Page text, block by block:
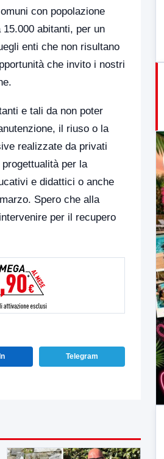
con popolazione
abitanti, per un
enti che non risultano
che invito i nostri
e tali da non poter
il riuso o la
realizzate da privati
per la
e didattici o anche
Spero che alla
per il recupero
Telegram